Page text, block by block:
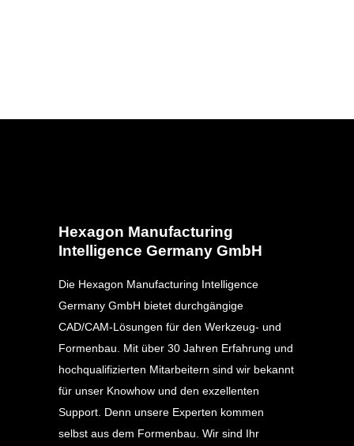
Hexagon Manufacturing
Intelligence Germany GmbH
Die Hexagon Manufacturing Intelligence
Germany GmbH bietet durchgängige
CAD/CAM-Lösungen für den Werkzeug- und
Formenbau. Mit über 30 Jahren Erfahrung und
hochqualifizierten Mitarbeitern sind wir bekannt
für unser Knowhow und den exzellenten
Support. Denn unsere Experten kommen
selbst aus dem Formenbau. Wir sind Ihr